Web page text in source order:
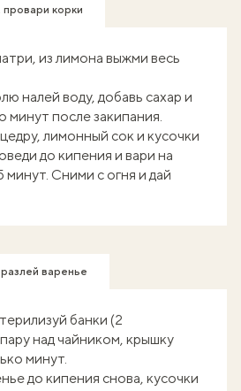
корки
из лимона выжми весь
налей воду, добавь сахар и
минут после закипания.
лимонный сок и кусочки
до кипения и вари на
Сними с огня и дай
варенье
банки (2
над чайником, крышку
минут.
до кипения снова, кусочки